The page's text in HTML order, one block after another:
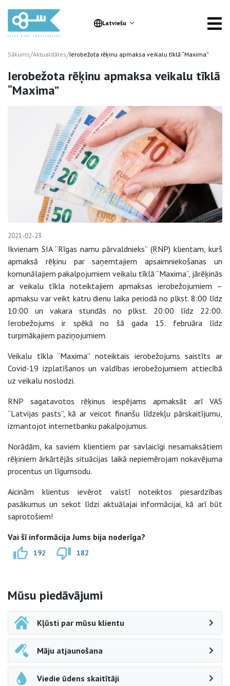
Latviešu
Sākums/Aktualitātes/Ierobežota rēķinu apmaksa veikalu tīklā “Maxima”
Ierobežota rēķinu apmaksa veikalu tīklā
“Maxima”
2021-02-23
Ikvienam SIA “Rīgas namu pārvaldnieks” (RNP) klientam, kurš
apmaksā rēķinu par saņemtajiem apsaimniekošanas un
komunālajiem pakalpojumiem veikalu tīklā “Maxima”, jārēķinās
ar veikalu tīkla noteiktajiem apmaksas ierobežojumiem –
apmaksu var veikt katru dienu laika periodā no plkst. 8:00 līdz
10:00 un vakara stundās no plkst. 20:00 līdz 22:00.
Ierobežojums ir spēkā no šā gada 15. februāra līdz
turpmākajiem paziņojumiem.
Veikalu tīkla “Maxima” noteiktais ierobežojums saistīts ar
Covid-19 izplatīšanos un valdības ierobežojumiem attiecībā
uz veikalu noslodzi.
RNP sagatavotos rēķinus iespējams apmaksāt arī VAS
“Latvijas pasts”, kā ar veicot finanšu līdzekļu pārskaitījumu,
izmantojot internetbanku pakalpojumus.
Norādām, ka saviem klientiem par savlaicīgi nesamaksātiem
rēķiniem ārkārtējās situācijas laikā nepiemērojam nokavējuma
procentus un līgumsodu.
Aicinām klientus ievērot valstī noteiktos piesardzības
pasākumus un sekot līdzi aktuālajai informācijai, kā arī būt
saprotošiem!
Vai šī informācija Jums bija noderīga?
192 182
Sāna navigācija
Mūsu piedāvājumi
Kļūsti par mūsu klientu
Māju atjaunošana
Viedie ūdens skaitītāji